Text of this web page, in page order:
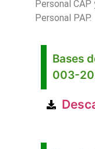
Personal
Personal PAP.
Bases
003-